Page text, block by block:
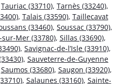
Tauriac (33710), Tarnès (33240),
, Talais (33590), Taillecavat
(33460), Soussac (33790),
sur-Mer (33780), Sillas (33690),
, Savignac-de-l’Isle (33910),
, Sauveterre-de-Guyenne
Saumos (33680), Saugon (33920),
, Salaunes (33160), Sainte-